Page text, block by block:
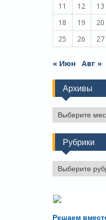
11
12 13
18
19 20
25
26 27
« Июн Авг »
Архивы
Архивы
Рубрики
Рубрики
Решаем
Есть
учебного